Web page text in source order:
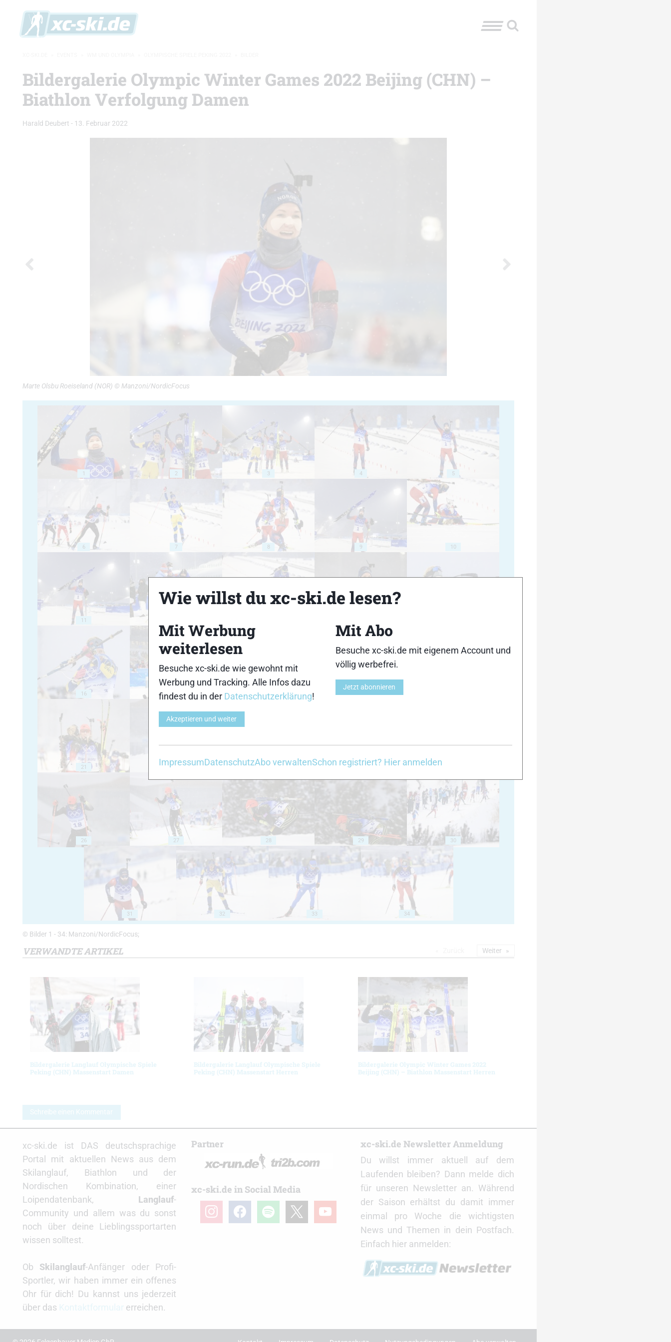
Bildergalerie Olympic Winter Games 2022 Beijing (CHN) –
Biathlon Verfolgung Damen
Harald Deubert - 13. Februar 2022
Marte Olsbu Roeiseland (NOR) © Manzoni/NordicFocus
1 2 3 4 5
6 7 8 9 10
11
16 17 18 19
21 22 23 24
26 27 28 29 30
31 32 33 34
© Bilder 1 - 34: Manzoni/NordicFocus;
VERWANDTE ARTIKEL
Bildergalerie Langlauf Olympische Spiele
Peking (CHN) Massenstart Damen
Bildergalerie Langlauf Olympische Spiele
Peking (CHN) Massenstart Herren
Bildergalerie Olympic Winter Games 2022
Beijing (CHN) – Biathlon Massenstart Herren
Weiter
Schreibe einen Kommentar
xc-ski.de ist DAS deutschsprachige
Portal mit aktuellen News aus dem
Skilanglauf, Biathlon und der
Nordischen Kombination, einer
Loipendatenbank, Langlauf-
Community und allem was du sonst
noch über deine Lieblingssportarten
wissen solltest.
Ob Skilanglauf-Anfänger oder Profi-
Sportler, wir haben immer ein offenes
Ohr für dich! Du kannst uns jederzeit
über das
erreichen.
Partner
xc-ski.de in Social Media
instagramfacebookspotify youtube
xc-ski.de Newsletter Anmeldung
Du willst immer aktuell auf dem
Laufenden bleiben? Dann melde dich
für unseren Newsletter an. Während
der Saison erhältst du damit immer
einmal pro Woche die wichtigsten
News und Themen in dein Postfach.
Einfach hier anmelden:
Wie willst du xc-ski.de lesen?
Mit Werbung
weiterlesen
Besuche xc-ski.de wie gewohnt mit
Werbung und Tracking. Alle Infos dazu
findest du in der Datenschutzerklärung!
Akzeptieren und weiter
Mit Abo
Besuche xc-ski.de mit eigenem Account und
völlig werbefrei.
Jetzt abonnieren
ImpressumDatenschutzAbo verwaltenSchon registriert? Hier anmelden